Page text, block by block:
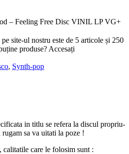
– Feeling Free Disc VINIL LP VG+
site-ul nostru este de 5 articole și 250
produse? Accesați
, Synth-pop
in titlu se refera la discul propriu-
sa va uitati la poze !
care le folosim sunt :